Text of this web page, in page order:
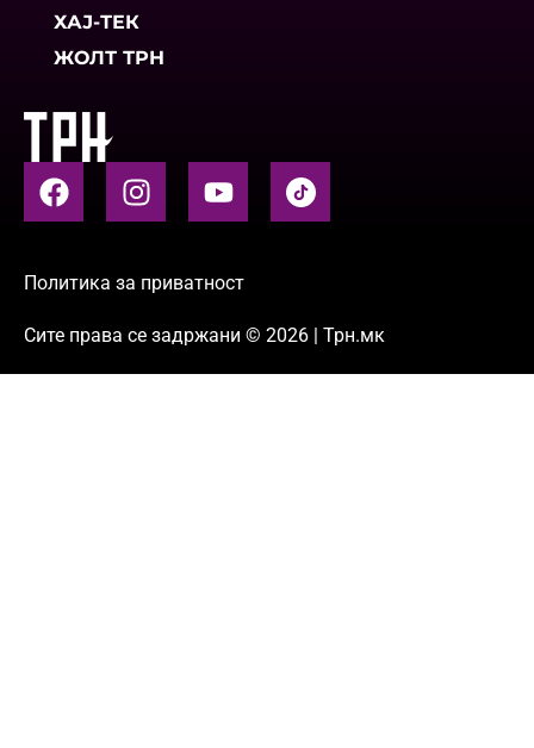
ХАЈ-ТЕК
ЖОЛТ ТРН
Политика за приватност
Сите права се задржани © 2026 | Трн.мк